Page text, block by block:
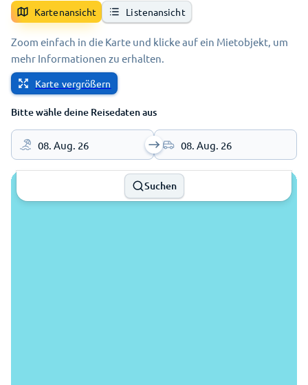
Kartenansicht Listenansicht
Zoom einfach in die Karte und klicke auf ein Mietobjekt, um
mehr Informationen zu erhalten.
Karte vergrößern
Bitte wähle deine Reisedaten aus
08. Aug. 26 08. Aug. 26
Suchen